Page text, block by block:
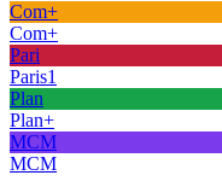
Com+
Com+
Pari
Paris1
Plan
Plan+
MCM
MCM